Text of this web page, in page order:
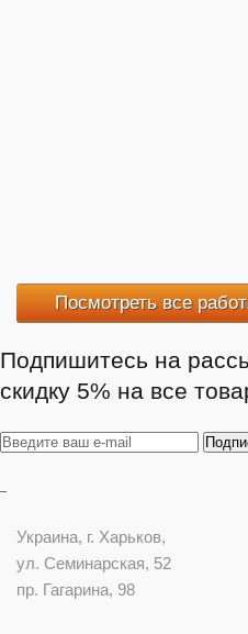
Посмотреть все
Подпишитесь на
скидку 5% на все
Украина, г. Харьков,
ул. Семинарская, 52
пр. Гагарина, 98